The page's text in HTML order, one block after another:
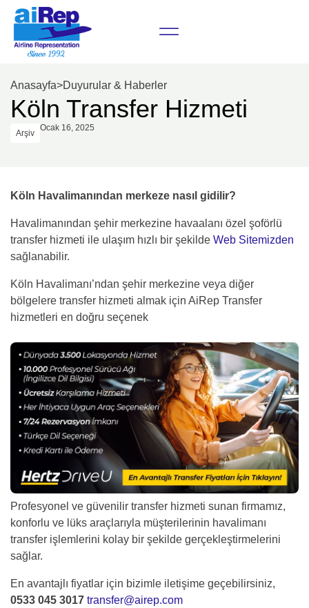
Anasayfa>Duyurular & Haberler
Köln Transfer Hizmeti
Arşiv
Ocak 16, 2025
Köln Havalimanından merkeze nasıl gidilir?
Havalimanından şehir merkezine havaalanı özel şoförlü
transfer hizmeti ile ulaşım hızlı bir şekilde Web Sitemizden
sağlanabilir.
Köln Havalimanı’ndan şehir merkezine veya diğer
bölgelere transfer hizmeti almak için AiRep Transfer
hizmetleri en doğru seçenek
Profesyonel ve güvenilir transfer hizmeti sunan firmamız,
konforlu ve lüks araçlarıyla müşterilerinin havalimanı
transfer işlemlerini kolay bir şekilde gerçekleştirmelerini
sağlar.
En avantajlı fiyatlar için bizimle iletişime geçebilirsiniz,
0533 045 3017 transfer@airep.com